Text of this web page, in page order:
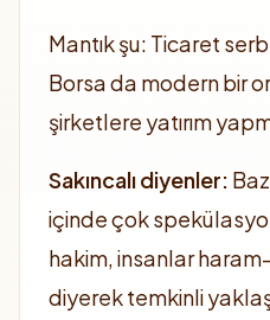
Mantık şu: Ticaret
Borsa da modern bir
şirketlere yatırım
Sakıncalı diyenler:
içinde çok
hakim, insanlar
diyerek temkinli